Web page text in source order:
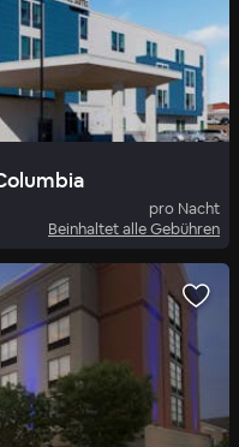
pro Nacht
Beinhaltet alle Gebühren